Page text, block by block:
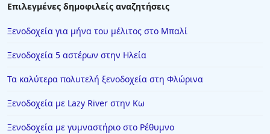
Επιλεγμένες δημοφιλείς αναζητήσεις
Ξενοδοχεία για μήνα του μέλιτος στο Μπαλί
Ξενοδοχεία 5 αστέρων στην Ηλεία
Τα καλύτερα πολυτελή ξενοδοχεία στη Φλώρινα
Ξενοδοχεία με Lazy River στην Κω
Ξενοδοχεία με γυμναστήριο στο Ρέθυμνο